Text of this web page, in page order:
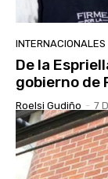
INTERNACIONALES
De la
gobierno de
Roelsi Gudiño - 7